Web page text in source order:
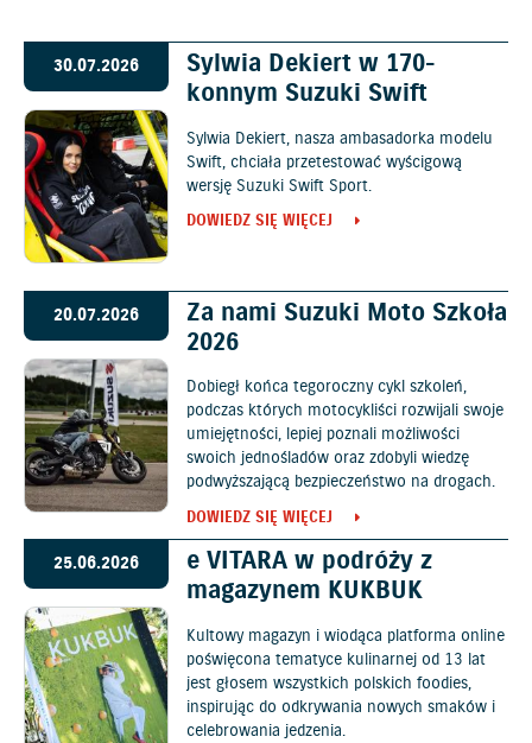
30.07.2026
Sylwia Dekiert w 170-
konnym Suzuki Swift
Sylwia Dekiert, nasza ambasadorka modelu
Swift, chciała przetestować wyścigową
wersję Suzuki Swift Sport.
DOWIEDZ SIĘ WIĘCEJ
20.07.2026
Za nami Suzuki Moto Szkoła
2026
Dobiegł końca tegoroczny cykl szkoleń,
podczas których motocykliści rozwijali swoje
umiejętności, lepiej poznali możliwości
swoich jednośladów oraz zdobyli wiedzę
podwyższającą bezpieczeństwo na drogach.
DOWIEDZ SIĘ WIĘCEJ
25.06.2026
e VITARA w podróży z
magazynem KUKBUK
Kultowy magazyn i wiodąca platforma online
poświęcona tematyce kulinarnej od 13 lat
jest głosem wszystkich polskich foodies,
inspirując do odkrywania nowych smaków i
celebrowania jedzenia.